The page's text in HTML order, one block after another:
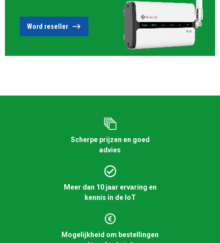
Word reseller
Scherpe prijzen en goed
advies
Meer dan 10 jaar ervaring en
kennis in de IoT
Mogelijkheid om bestellingen